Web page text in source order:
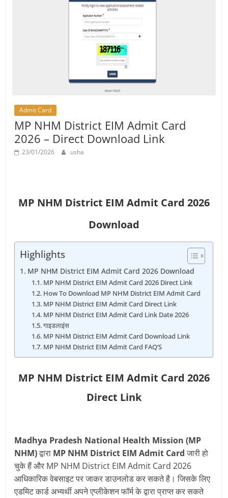
Admit Card
MP NHM District EIM Admit Card
2026 – Direct Download Link
23/01/2026 usha
MP NHM District EIM Admit Card 2026
Download
Highlights
MP NHM District EIM Admit Card 2026 Download
MP NHM District EIM Admit Card 2026 Direct Link
How To Download MP NHM District EIM Admit Card
MP NHM District EIM Admit Card Direct Link
MP NHM District EIM Admit Card Link Date 2026
गाइडलाइंस
MP NHM District EIM Admit Card Download Link
MP NHM District EIM Admit Card FAQ’S
MP NHM District EIM Admit Card 2026
Direct Link
Madhya Pradesh National Health Mission (MP
NHM)द्वारा MP NHM District EIM Admit Cardजारी हो
चुके हैं और MP NHM District EIM Admit Card 2026
आधिकारिक वेबसाइट पर जाकर डाउनलोड कर सकते है। जिसके लिए
एडमिट कार्ड अभ्यर्थी अपने एप्लीकेशन फॉर्म के द्वारा प्राप्त कर सकते